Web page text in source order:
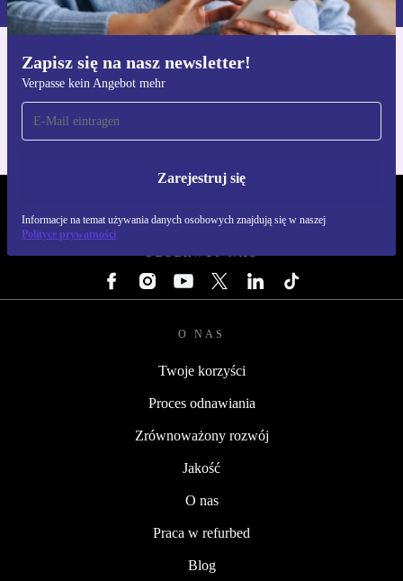
Zapisz się na nasz newsletter!
Verpasse kein Angebot mehr
Zarejestruj się
Informacje na temat używania danych osobowych znajdują się w naszej
Polityce prywatności
Pobierz aplikację refurbed
Dla iOS i Android
OBSERWUJ NAS
O NAS
Twoje korzyści
Proces odnawiania
Zrównoważony rozwój
Jakość
O nas
Praca w refurbed
Blog